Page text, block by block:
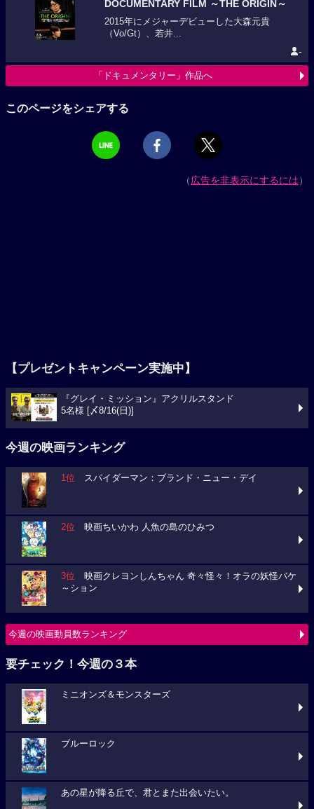
DOCUMENTARY FILM ～THE ORIGIN～
2015年にメジャーデビューした大森元貴
（Vo/Gt）、若井...
-
「ドキュメンタリー」作品へ
このページをシェアする
（広告を非表示にするには）
【プレゼントキャンペーン実施中】
『グレイ・ミッション』アクリルスタンド
5名様 [〆8/16(日)]
今週の映画ランキング
1位 スパイダーマン：ブランド・ニュー・デイ
2位 映画ちいかわ 人魚の島のひみつ
3位 映画クレヨンしんちゃん 奇々怪々！オラの妖怪バケ
～ション
今週の映画動員数ランキング
要チェック！今週の３本
ミニオンズ＆モンスターズ
ブルーロック
あの星が降る丘で、君とまた出会いたい。